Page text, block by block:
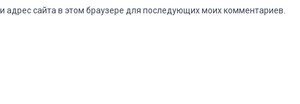
адрес сайта в этом браузере для последующих моих комментариев.